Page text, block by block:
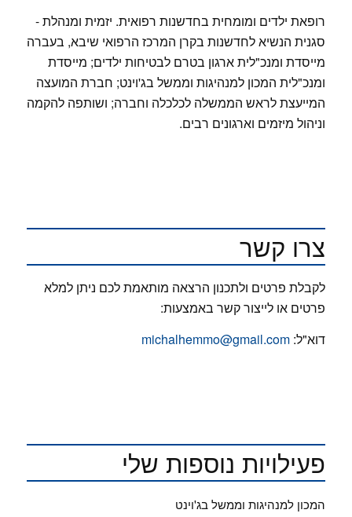
רופאת ילדים ומומחית בחדשנות רפואית. יזמית ומנהלת -
סגנית הנשיא לחדשנות בקרן המרכז הרפואי שיבא, בעברה
מייסדת ומנכ"לית ארגון בטרם לבטיחות ילדים; מייסדת
ומנכ"לית המכון למנהיגות וממשל בג'וינט; חברת המועצה
המייעצת לראש הממשלה לכלכלה וחברה; ושותפה להקמה
וניהול מיזמים וארגונים רבים.
צרו קשר
לקבלת פרטים ולתכנון הרצאה מותאמת לכם ניתן למלא
פרטים או לייצור קשר באמצעות:
דוא"ל: michalhemmo@gmail.com
פעילויות נוספות שלי
המכון למנהיגות וממשל בג'וינט